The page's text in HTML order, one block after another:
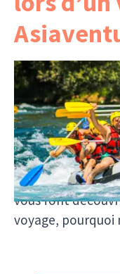
Chaque
personnelle et
nous, quels
ressent vraiment
Pas de publicité
sincères qui
vous font
voyage, pourquoi